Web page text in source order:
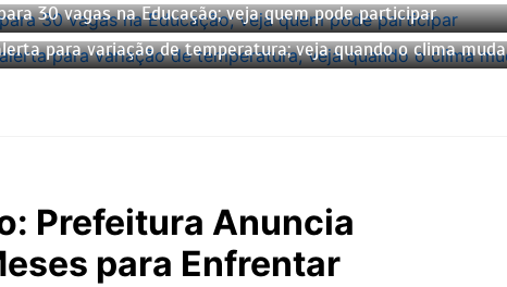
30 vagas na Educação; veja quem pode participar
para variação de temperatura; veja quando o clima muda
Prefeitura Anuncia
para Enfrentar